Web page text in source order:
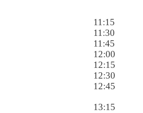
11:15
11:30
11:45
12:00
12:15
12:30
12:45
13:15